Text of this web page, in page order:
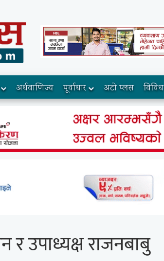
अर्थवाणिज्य पूर्वाधार अटो प्लस विविध
र उपाध्यक्ष राजनबाबु